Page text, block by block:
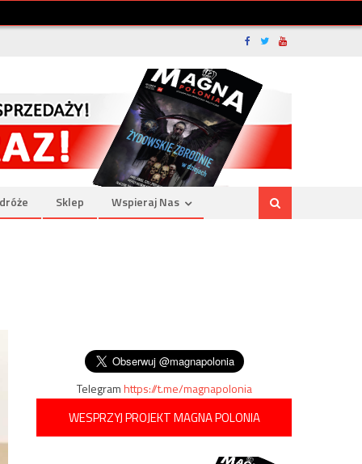
Sklep Wspieraj Nas
Telegramhttps://t.me/magnapolonia
WESPRZYJ PROJEKT MAGNA POLONIA